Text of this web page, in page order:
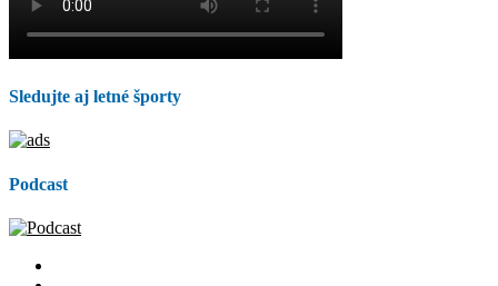
Sledujte aj letné športy
Podcast